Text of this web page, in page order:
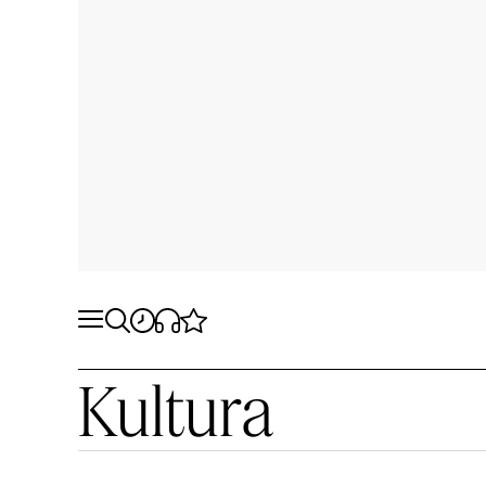
Kultura